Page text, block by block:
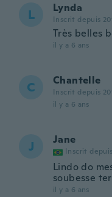
L Lynda
Inscrit depuis
Très belles
il y a 6 ans
C Chantelle
Inscrit depuis
il y a 6 ans
J Jane
Inscrit
Lindo do
soubesse
il y a 6 ans